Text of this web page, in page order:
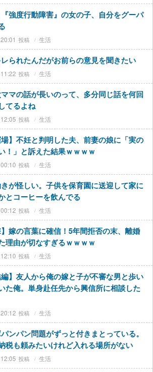
『強度行動障害』の女の子、自分をグーパ
生活
られたんだがお前らの意見を聞きたい
生活
マの話が長いのって、多分同じ話を何回
てるよね
生活
場】不妊と判明した夫、前妻の娘に「実の
！」と訴えた結果ｗｗｗｗ
生活
が怪しい。子供を保育園に送迎して家に
とコーヒーを飲んでる
生活
】嫁の言葉に確信！5年間拒否の末、離婚
理由が切なすぎるｗｗｗｗ
生活
編】友人から俺の嫁と子が不審な男と歩い
た俺。単身赴任先から興信所に相談した
生活
ンパン問題がずっと付きまとっている。
税も頼みたいけれど入れる場所がない
生活